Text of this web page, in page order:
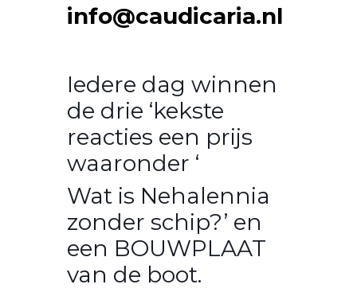
info@caudicaria.nl
Iedere dag winnen
de drie ‘kekste
reacties een prijs
waaronder ‘
Wat is Nehalennia
zonder schip?’ en
een BOUWPLAAT
van de boot.